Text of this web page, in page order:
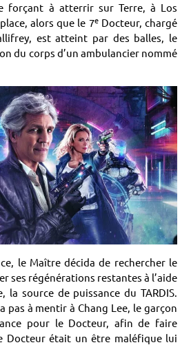
forçant à atterrir sur Terre, à Los
alors que le 7eDocteur, chargé
est atteint par des balles, le
du corps d’un ambulancier nommé
le Maître décida de rechercher le
ses régénérations restantes à l’aide
la source de puissance du TARDIS.
pas à mentir à Chang Lee, le garçon
pour le Docteur, afin de faire
Docteur était un être maléfique lui